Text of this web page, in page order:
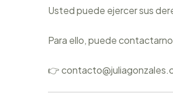
Usted puede ejercer sus
Para ello, puede
👉